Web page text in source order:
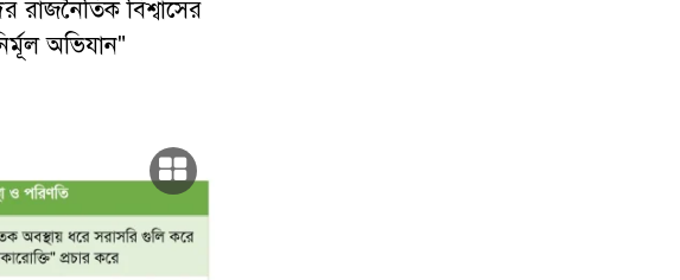
রাজনৈতিক বিশ্বাসের
অভিযান"